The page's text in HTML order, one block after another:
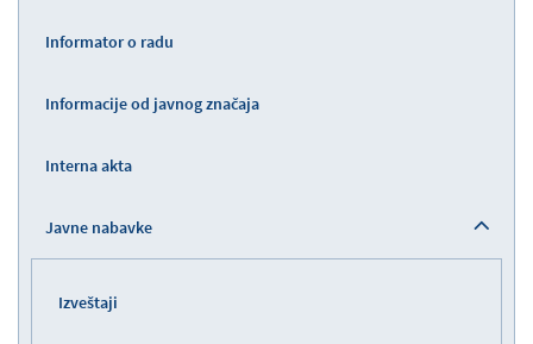
Informator o radu
Informacije od javnog značaja
Interna akta
Javne nabavke
Izveštaji